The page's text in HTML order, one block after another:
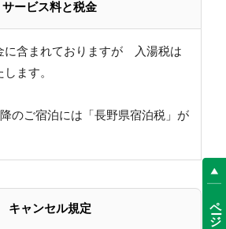
サービス料と税金
に含まれておりますが 入湯税は
ます。
のご宿泊には「長野県宿泊税」が
キャンセル規定